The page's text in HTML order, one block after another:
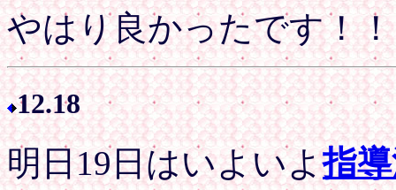
やはり良かったです！！
12.18
明日19日はいよいよ指